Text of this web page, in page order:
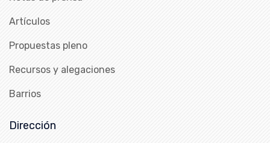
Artículos
Propuestas pleno
Recursos y alegaciones
Barrios
Dirección